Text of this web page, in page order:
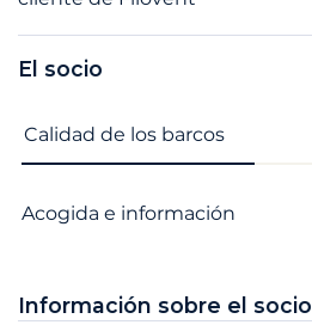
El socio
Nombre del criterio
Calidad de los barcos
Acogida e información
Información sobre el socio